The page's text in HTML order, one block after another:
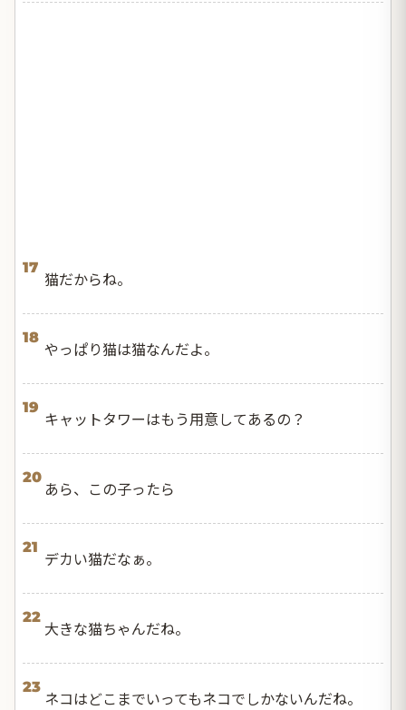
17
猫だからね。
18
やっぱり猫は猫なんだよ。
19
キャットタワーはもう用意してあるの？
20
あら、この子ったら
21
デカい猫だなぁ。
22
大きな猫ちゃんだね。
23
ネコはどこまでいってもネコでしかないんだね。